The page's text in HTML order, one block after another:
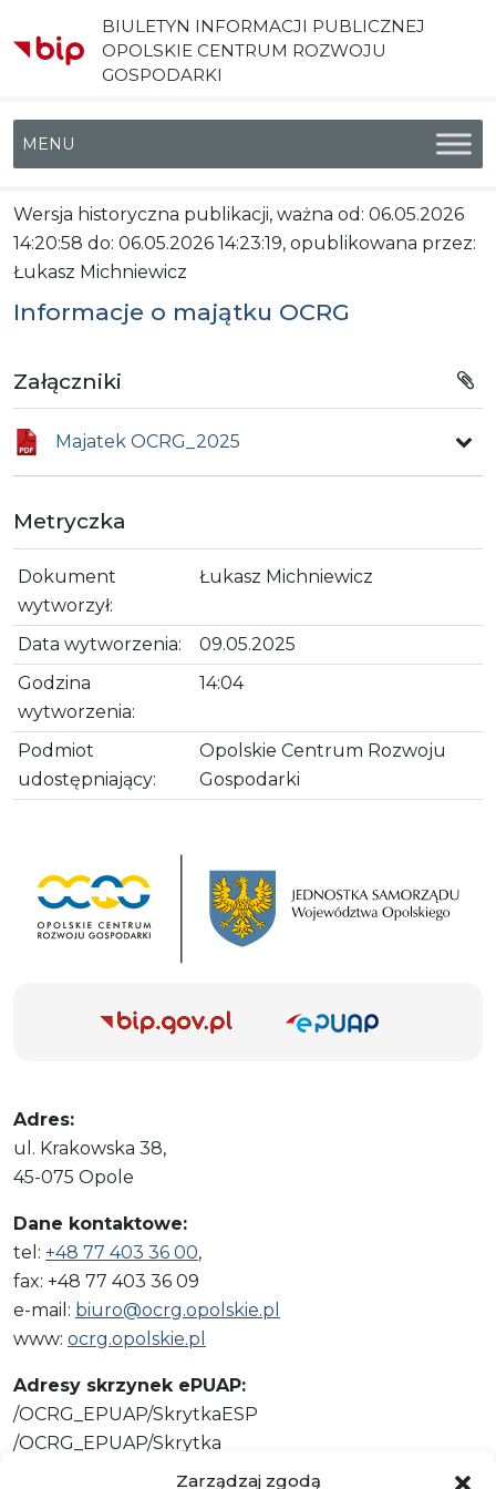
Zarządzaj zgodą
BIULETYN INFORMACJI PUBLICZNEJ
OPOLSKIE CENTRUM ROZWOJU
GOSPODARKI
Menu główne
Wersja historyczna publikacji, ważna od: 06.05.2026
14:20:58 do: 06.05.2026 14:23:19, opublikowana przez:
Łukasz Michniewicz
Informacje o majątku OCRG
Załączniki
Majatek OCRG_2025
Metryczka
Dokument
wytworzył:
Łukasz Michniewicz
Data wytworzenia:
09.05.2025
Godzina
wytworzenia:
14:04
Podmiot
udostępniający:
Opolskie Centrum Rozwoju
Gospodarki
Adres:
ul. Krakowska 38,
45-075 Opole
Dane kontaktowe:
tel: +48 77 403 36 00,
fax: +48 77 403 36 09
e-mail: biuro@ocrg.opolskie.pl
www: ocrg.opolskie.pl
Adresy skrzynek ePUAP:
/OCRG_EPUAP/SkrytkaESP
/OCRG_EPUAP/Skrytka